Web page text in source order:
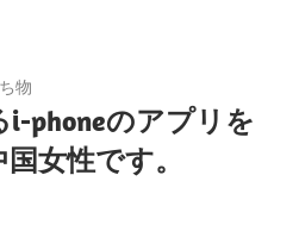
物
phoneのアプリを
女性です。